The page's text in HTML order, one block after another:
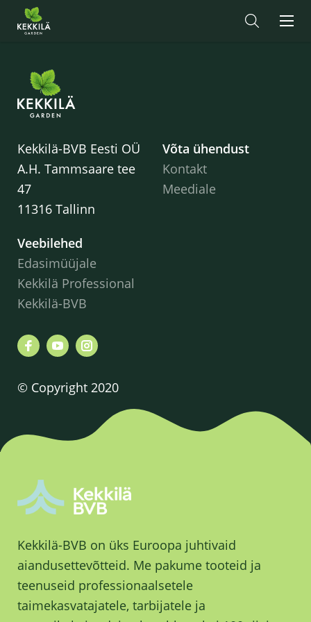
Kekkilä-BVB Eesti OÜ
A.H. Tammsaare tee
47
11316 Tallinn
Võta ühendust
Kontakt
Meediale
Veebilehed
Edasimüüjale
Kekkilä Professional
Kekkilä-BVB
© Copyright 2020
Kekkilä-BVB on üks Euroopa juhtivaid
aiandusettevõtteid. Me pakume tooteid ja
teenuseid professionaalsetele
taimekasvatajatele, tarbijatele ja